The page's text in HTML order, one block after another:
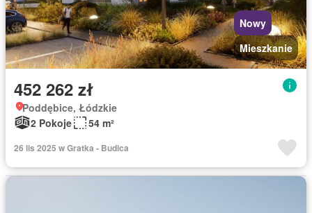
Nowy
Mieszkanie
452 262 zł
Poddębice, Łódzkie
2 Pokoje
54 m²
26 lis 2025 w Gratka - Budica